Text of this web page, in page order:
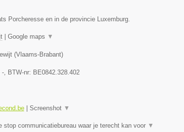
Porcheresse en in de provincie Luxemburg.
| Google maps ▼
(Vlaams-Brabant)
-, BTW-nr: BE0842.328.402
| Screenshot ▼
stop communicatiebureau waar je terecht kan voor ▼